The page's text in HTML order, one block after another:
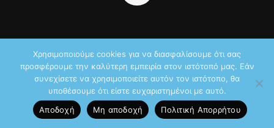
Χρησιμοποιούμε cookies για να διασφαλίσουμε ότι σας
προσφέρουμε την καλύτερη εμπειρία στον ιστότοπό μας. Εάν
συνεχίσετε να χρησιμοποιείτε αυτόν τον ιστότοπο, θα
υποθέσουμε ότι είστε ευχαριστημένοι με αυτό.
Αποδοχή
Μη αποδοχή Πολιτική Aπορρήτου